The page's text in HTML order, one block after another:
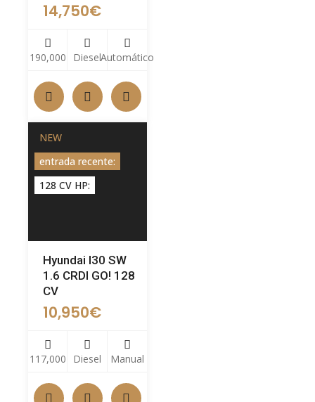
14,750€
190,000 DieselAutomático
NEW
entrada recente:
128 CV HP:
Hyundai I30 SW
1.6 CRDI GO! 128
CV
10,950€
117,000 Diesel Manual